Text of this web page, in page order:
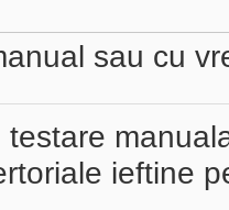
sau cu
testare
ieftine